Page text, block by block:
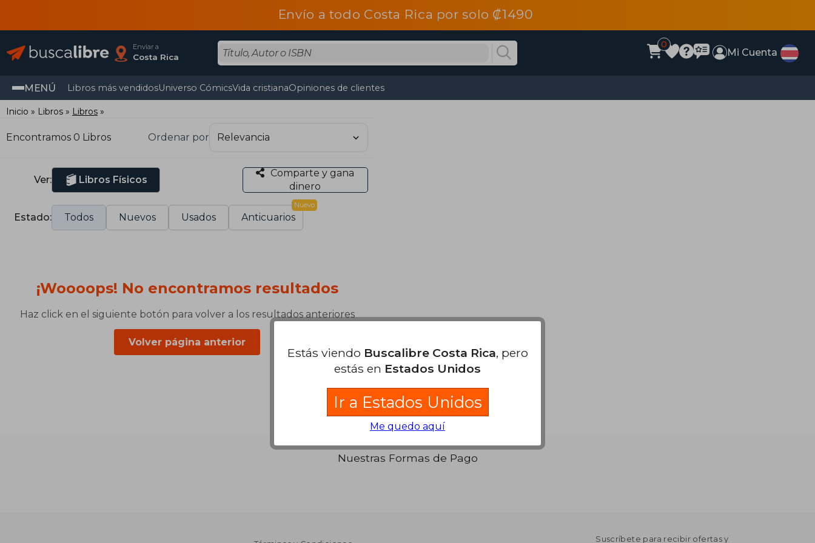
Envío a todo Costa Rica por solo ₡1490
Enviar a
Costa Rica
0
Mi Cuenta
MENÚ Libros más vendidosUniverso CómicsVida cristianaOpiniones de clientes
Inicio Libros Libros
Encontramos 0 Libros Ordenar por
Ver: Libros Físicos
Comparte y gana
dinero
Estado: Todos Nuevos Usados Anticuarios
Nuevo
¡Woooops! No encontramos resultados
Haz click en el siguiente botón para volver a los resultados anteriores
Volver página anterior
Nuestras Formas de Pago
Suscríbete para recibir ofertas y
Estás viendo Buscalibre Costa Rica, pero
estás en Estados Unidos
Ir a Estados Unidos
Me quedo aquí